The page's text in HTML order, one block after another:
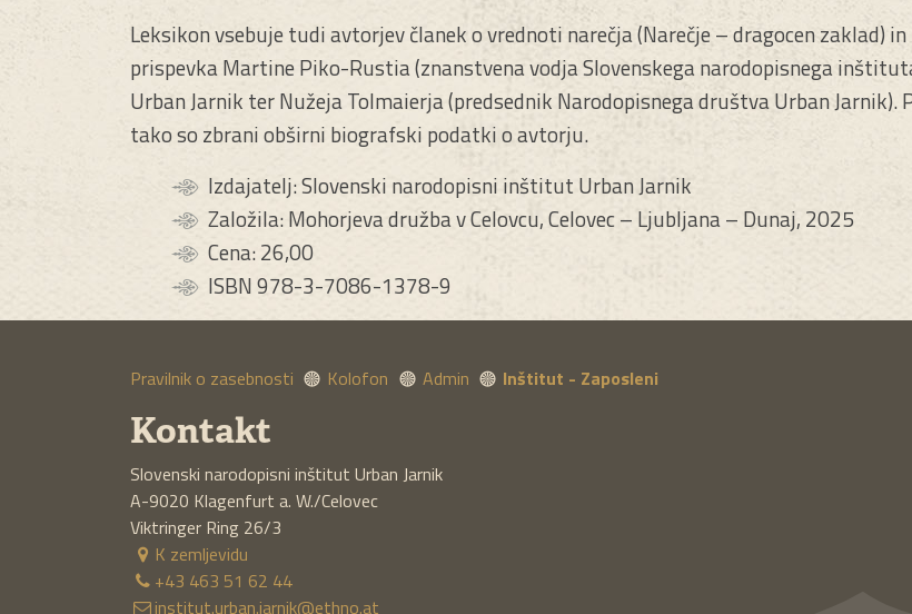
Leksikon vsebuje tudi avtorjev članek o vrednoti narečja (Narečje – dragocen zaklad) in
prispevka Martine Piko-Rustia (znanstvena vodja Slovenskega narodopisnega
Urban Jarnik ter Nužeja Tolmaierja (predsednik Narodopisnega društva Urban Jarnik).
tako so zbrani obširni biografski podatki o avtorju.
Izdajatelj: Slovenski narodopisni inštitut Urban Jarnik
Založila: Mohorjeva družba v Celovcu, Celovec – Ljubljana – Dunaj, 2025
Cena: 26,00
ISBN 978-3-7086-1378-9
Pravilnik o zasebnosti Kolofon Admin Inštitut - Zaposleni
Kontakt
Slovenski narodopisni inštitut Urban Jarnik
A-9020 Klagenfurt a. W./Celovec
Viktringer Ring 26/3
K zemljevidu
+43 463 51 62 44
institut.urban.jarnik@ethno.at